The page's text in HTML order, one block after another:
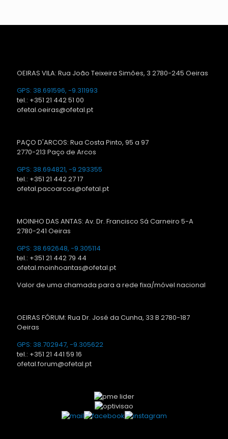
OEIRAS VILA: Rua João Teixeira Simões, 3 2780-245 Oeiras
GPS: 38.691596, -9.311993
tel.: +351 21 442 51 00
ofetal.oeiras@ofetal.pt
PAÇO D'ARCOS: Rua Costa Pinto, 95 a 97
2770-213 Paço de Arcos
GPS: 38.694821, -9.293355
tel.: +351 21 442 27 17
ofetal.pacoarcos@ofetal.pt
MOINHO DAS ANTAS: Av. Dr. Francisco Sá Carneiro 5-A
2780-241 Oeiras
GPS: 38.692648, -9.305114
tel.: +351 21 442 79 44
ofetal.moinhoantas@ofetal.pt
Valor de uma chamada para a rede fixa/móvel nacional
OEIRAS FÓRUM: Rua Dr. José da Cunha, 33 B 2780-187
Oeiras
GPS: 38.702947, -9.305622
tel.: +351 21 441 59 16
ofetal.forum@ofetal.pt